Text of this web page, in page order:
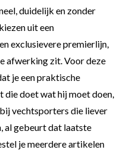
duidelijk en zonder
uit een
exclusievere premierlijn,
afwerking zit. Voor deze
je een praktische
die doet wat hij moet doen,
vechtsporters die liever
al gebeurt dat laatste
je meerdere artikelen